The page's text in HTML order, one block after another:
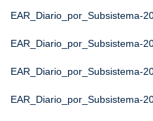
EAR_Diario_por_Subsistema-
EAR_Diario_por_Subsistema-
EAR_Diario_por_Subsistema-
EAR_Diario_por_Subsistema-